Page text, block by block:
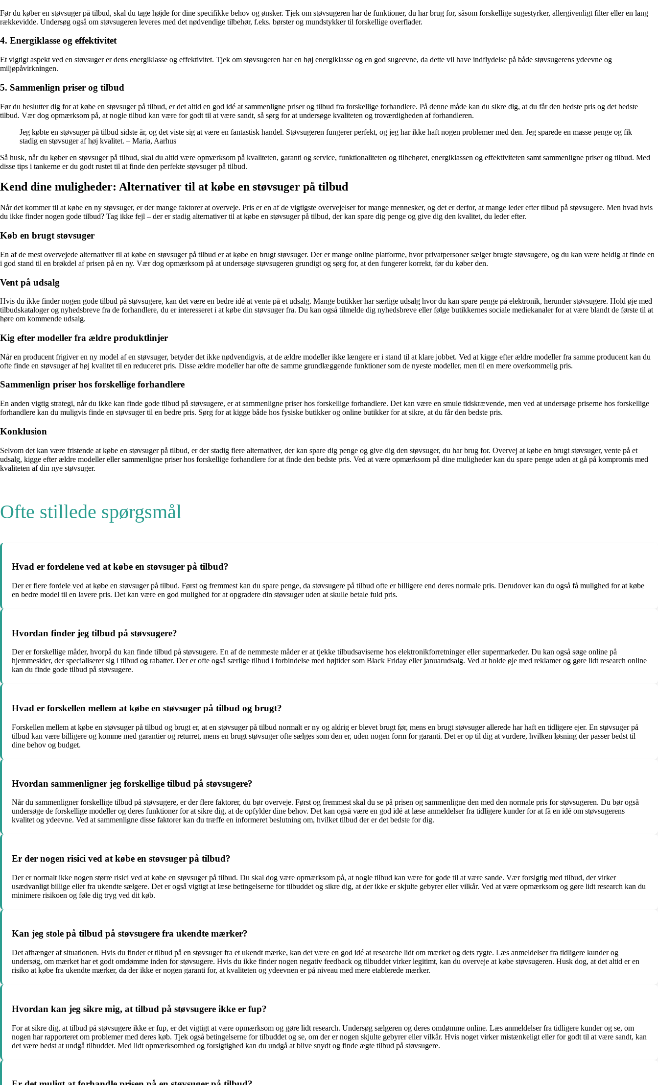
Før du køber en støvsuger på tilbud, skal du tage højde for dine specifikke behov og ønsker. Tjek om støvsugeren har de funktioner, du har brug for, såsom forskellige sugestyrker, allergivenligt filter eller en lang
rækkevidde. Undersøg også om støvsugeren leveres med det nødvendige tilbehør, f.eks. børster og mundstykker til forskellige overflader.
4. Energiklasse og effektivitet
Et vigtigt aspekt ved en støvsuger er dens energiklasse og effektivitet. Tjek om støvsugeren har en høj energiklasse og en god sugeevne, da dette vil have indflydelse på både støvsugerens ydeevne og
miljøpåvirkningen.
5. Sammenlign priser og tilbud
Før du beslutter dig for at købe en støvsuger på tilbud, er det altid en god idé at sammenligne priser og tilbud fra forskellige forhandlere. På denne måde kan du sikre dig, at du får den bedste pris og det bedste
tilbud. Vær dog opmærksom på, at nogle tilbud kan være for godt til at være sandt, så sørg for at undersøge kvaliteten og troværdigheden af ​​forhandleren.
Jeg købte en støvsuger på tilbud sidste år, og det viste sig at være en fantastisk handel. Støvsugeren fungerer perfekt, og jeg har ikke haft nogen problemer med den. Jeg sparede en masse penge og fik
stadig en støvsuger af høj kvalitet. – Maria, Aarhus
Så husk, når du køber en støvsuger på tilbud, skal du altid være opmærksom på kvaliteten, garanti og service, funktionaliteten og tilbehøret, energiklassen og effektiviteten samt sammenligne priser og tilbud. Med
disse tips i tankerne er du godt rustet til at finde den perfekte støvsuger på tilbud.
Kend dine muligheder: Alternativer til at købe en støvsuger på tilbud
Når det kommer til at købe en ny støvsuger, er der mange faktorer at overveje. Pris er en af de vigtigste overvejelser for mange mennesker, og det er derfor, at mange leder efter tilbud på støvsugere. Men hvad hvis
du ikke finder nogen gode tilbud? Tag ikke fejl – der er stadig alternativer til at købe en støvsuger på tilbud, der kan spare dig penge og give dig den kvalitet, du leder efter.
Køb en brugt støvsuger
En af de mest overvejede alternativer til at købe en støvsuger på tilbud er at købe en brugt støvsuger. Der er mange online platforme, hvor privatpersoner sælger brugte støvsugere, og du kan være heldig at finde en
i god stand til en brøkdel af prisen på en ny. Vær dog opmærksom på at undersøge støvsugeren grundigt og sørg for, at den fungerer korrekt, før du køber den.
Vent på udsalg
Hvis du ikke finder nogen gode tilbud på støvsugere, kan det være en bedre idé at vente på et udsalg. Mange butikker har særlige udsalg hvor du kan spare penge på elektronik, herunder støvsugere. Hold øje med
tilbudskataloger og nyhedsbreve fra de forhandlere, du er interesseret i at købe din støvsuger fra. Du kan også tilmelde dig nyhedsbreve eller følge butikkernes sociale mediekanaler for at være blandt de første til at
høre om kommende udsalg.
Kig efter modeller fra ældre produktlinjer
Når en producent frigiver en ny model af en støvsuger, betyder det ikke nødvendigvis, at de ældre modeller ikke længere er i stand til at klare jobbet. Ved at kigge efter ældre modeller fra samme producent kan du
ofte finde en støvsuger af høj kvalitet til en reduceret pris. Disse ældre modeller har ofte de samme grundlæggende funktioner som de nyeste modeller, men til en mere overkommelig pris.
Sammenlign priser hos forskellige forhandlere
En anden vigtig strategi, når du ikke kan finde gode tilbud på støvsugere, er at sammenligne priser hos forskellige forhandlere. Det kan være en smule tidskrævende, men ved at undersøge priserne hos forskellige
forhandlere kan du muligvis finde en støvsuger til en bedre pris. Sørg for at kigge både hos fysiske butikker og online butikker for at sikre, at du får den bedste pris.
Konklusion
Selvom det kan være fristende at købe en støvsuger på tilbud, er der stadig flere alternativer, der kan spare dig penge og give dig den støvsuger, du har brug for. Overvej at købe en brugt støvsuger, vente på et
udsalg, kigge efter ældre modeller eller sammenligne priser hos forskellige forhandlere for at finde den bedste pris. Ved at være opmærksom på dine muligheder kan du spare penge uden at gå på kompromis med
kvaliteten af din nye støvsuger.
Ofte stillede spørgsmål
Hvad er fordelene ved at købe en støvsuger på tilbud?
Der er flere fordele ved at købe en støvsuger på tilbud. Først og fremmest kan du spare penge, da støvsugere på tilbud ofte er billigere end deres normale pris. Derudover kan du også få mulighed for at købe
en bedre model til en lavere pris. Det kan være en god mulighed for at opgradere din støvsuger uden at skulle betale fuld pris.
Hvordan finder jeg tilbud på støvsugere?
Der er forskellige måder, hvorpå du kan finde tilbud på støvsugere. En af de nemmeste måder er at tjekke tilbudsaviserne hos elektronikforretninger eller supermarkeder. Du kan også søge online på
hjemmesider, der specialiserer sig i tilbud og rabatter. Der er ofte også særlige tilbud i forbindelse med højtider som Black Friday eller januarudsalg. Ved at holde øje med reklamer og gøre lidt research online
kan du finde gode tilbud på støvsugere.
Hvad er forskellen mellem at købe en støvsuger på tilbud og brugt?
Forskellen mellem at købe en støvsuger på tilbud og brugt er, at en støvsuger på tilbud normalt er ny og aldrig er blevet brugt før, mens en brugt støvsuger allerede har haft en tidligere ejer. En støvsuger på
tilbud kan være billigere og komme med garantier og returret, mens en brugt støvsuger ofte sælges som den er, uden nogen form for garanti. Det er op til dig at vurdere, hvilken løsning der passer bedst til
dine behov og budget.
Hvordan sammenligner jeg forskellige tilbud på støvsugere?
Når du sammenligner forskellige tilbud på støvsugere, er der flere faktorer, du bør overveje. Først og fremmest skal du se på prisen og sammenligne den med den normale pris for støvsugeren. Du bør også
undersøge de forskellige modeller og deres funktioner for at sikre dig, at de opfylder dine behov. Det kan også være en god idé at læse anmeldelser fra tidligere kunder for at få en idé om støvsugerens
kvalitet og ydeevne. Ved at sammenligne disse faktorer kan du træffe en informeret beslutning om, hvilket tilbud der er det bedste for dig.
Er der nogen risici ved at købe en støvsuger på tilbud?
Der er normalt ikke nogen større risici ved at købe en støvsuger på tilbud. Du skal dog være opmærksom på, at nogle tilbud kan være for gode til at være sande. Vær forsigtig med tilbud, der virker
usædvanligt billige eller fra ukendte sælgere. Det er også vigtigt at læse betingelserne for tilbuddet og sikre dig, at der ikke er skjulte gebyrer eller vilkår. Ved at være opmærksom og gøre lidt research kan du
minimere risikoen og føle dig tryg ved dit køb.
Kan jeg stole på tilbud på støvsugere fra ukendte mærker?
Det afhænger af situationen. Hvis du finder et tilbud på en støvsuger fra et ukendt mærke, kan det være en god idé at researche lidt om mærket og dets rygte. Læs anmeldelser fra tidligere kunder og
undersøg, om mærket har et godt omdømme inden for støvsugere. Hvis du ikke finder nogen negativ feedback og tilbuddet virker legitimt, kan du overveje at købe støvsugeren. Husk dog, at det altid er en
risiko at købe fra ukendte mærker, da der ikke er nogen garanti for, at kvaliteten og ydeevnen er på niveau med mere etablerede mærker.
Hvordan kan jeg sikre mig, at tilbud på støvsugere ikke er fup?
For at sikre dig, at tilbud på støvsugere ikke er fup, er det vigtigt at være opmærksom og gøre lidt research. Undersøg sælgeren og deres omdømme online. Læs anmeldelser fra tidligere kunder og se, om
nogen har rapporteret om problemer med deres køb. Tjek også betingelserne for tilbuddet og se, om der er nogen skjulte gebyrer eller vilkår. Hvis noget virker mistænkeligt eller for godt til at være sandt, kan
det være bedst at undgå tilbuddet. Med lidt opmærksomhed og forsigtighed kan du undgå at blive snydt og finde ægte tilbud på støvsugere.